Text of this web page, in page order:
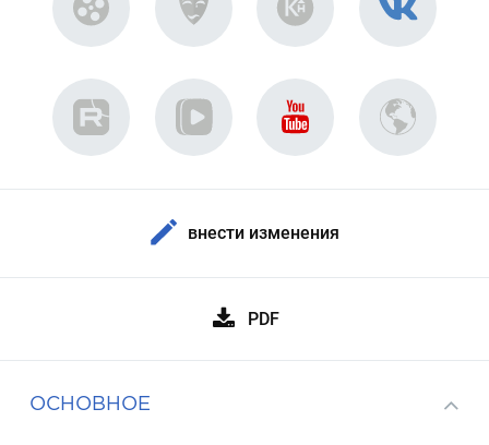
внести изменения
PDF
ОСНОВНОЕ